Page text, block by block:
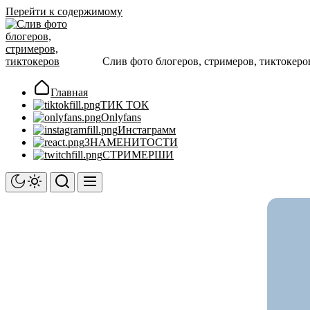
Перейти к содержимому
Слив фото блогеров, стримеров,
Главная
ТИК ТОК
Onlyfans
Инстаграмм
ЗНАМЕНИТОСТИ
СТРИМЕРШИ